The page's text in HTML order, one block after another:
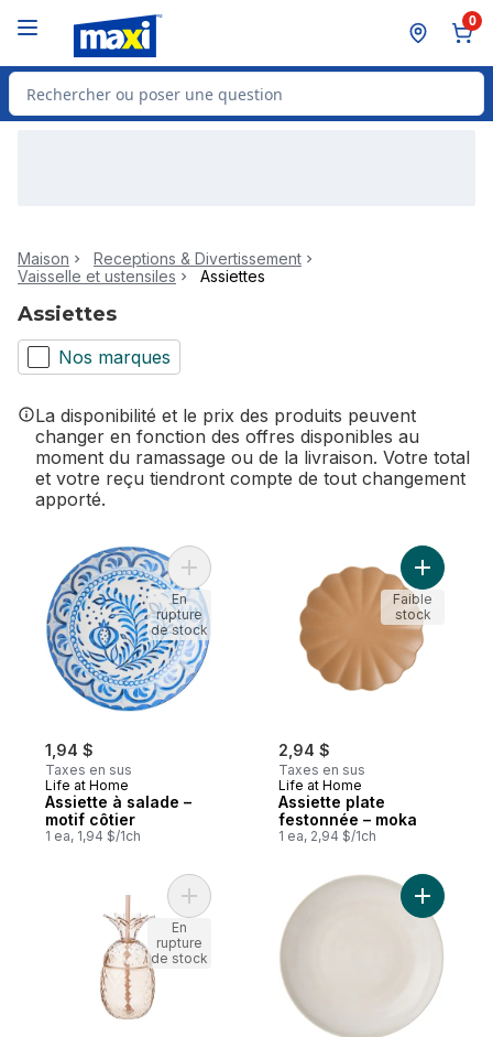
0
Rechercher des produits
Maison
Receptions & Divertissement
Vaisselle et ustensiles
Assiettes
Assiettes
Nos marques
La disponibilité et le prix des produits peuvent
changer en fonction des offres disponibles au
moment du ramassage ou de la livraison. Votre total
et votre reçu tiendront compte de tout changement
apporté.
1,94 $
Taxes en sus
Life at Home
Assiette à salade –
motif côtier
1 ea, 1,94 $/1ch
Ajouter Assiette à salade – motif côtier au
En
rupture
de stock
2,94 $
Taxes en sus
Life at Home
Assiette plate
festonnée – moka
1 ea, 2,94 $/1ch
Ajouter
Faible
stock
Ajouter Gobelet à emporter en ananas −
En
rupture
de stock
Ajouter